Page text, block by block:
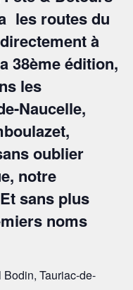
les routes du
à
38ème édition,
les
Naucelle,
oublier
notre
sans plus
noms
Tauriac-de-